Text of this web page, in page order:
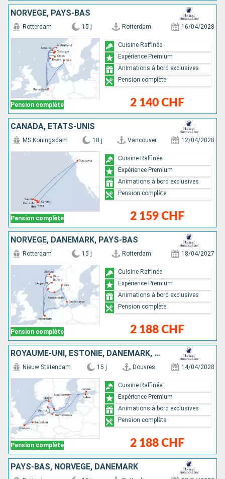
NORVÈGE, PAYS-BAS
Pension complète
Rotterdam 15 j Rotterdam 16/04/2028
2 140 CHF
Cuisine Raffinée
Expérience Premium
Animations à bord exclusives
Pension complète
CANADA, ÉTATS-UNIS
Pension complète
MS Koningsdam 18 j Vancouver 12/04/2028
2 159 CHF
Cuisine Raffinée
Expérience Premium
Animations à bord exclusives
Pension complète
NORVÈGE, DANEMARK, PAYS-BAS
Pension complète
Rotterdam 15 j Rotterdam 18/04/2027
2 188 CHF
Cuisine Raffinée
Expérience Premium
Animations à bord exclusives
Pension complète
ROYAUME-UNI, ESTONIE, DANEMARK, ALLEMAGNE, SUÈDE, PAYS-BAS, FINLANDE
Pension complète
Nieuw Statendam 15 j Douvres 14/04/2028
2 188 CHF
Cuisine Raffinée
Expérience Premium
Animations à bord exclusives
Pension complète
PAYS-BAS, NORVÈGE, DANEMARK